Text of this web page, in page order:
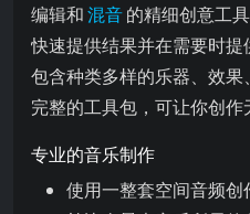
编辑和混音的精细创意工
快速提供结果并在需要时
包含种类多样的乐器、效
完整的工具包，可让你创作
专业的音乐制作
使用一整套空间音频